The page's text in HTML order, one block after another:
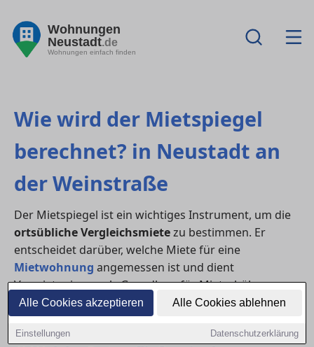
Alle Cookies akzeptieren Alle Cookies ablehnen
Einstellungen Datenschutzerklärung
Wohnungen
Neustadt.de
Wohnungen einfach finden
Wie wird der Mietspiegel
berechnet? in Neustadt an
der Weinstraße
Der Mietspiegel ist ein wichtiges Instrument, um die
ortsübliche Vergleichsmietezu bestimmen. Er
entscheidet darüber, welche Miete für eine
Mietwohnung angemessen ist und dient
Vermieter:innen als Grundlage für Mieterhöhungen.
Die Berechnung folgt festen Regeln, die gesetzlich
verankert und wissenschaftlich geprüft sind.